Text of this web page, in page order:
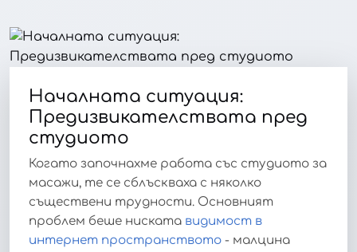
Началната ситуация:
Предизвикателствата пред
студиото
Когато започнахме работа със студиото за
масажи, те се сблъскваха с няколко
съществени трудности. Основният
проблем беше ниската видимост в
интернет пространството - малцина